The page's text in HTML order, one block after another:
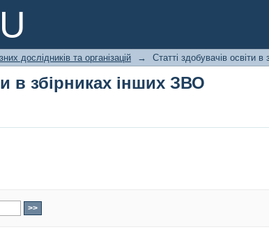
в збірниках інших ЗВО
дослідників та організацій → Статті здобувачів освіти
в збірниках інших ЗВО